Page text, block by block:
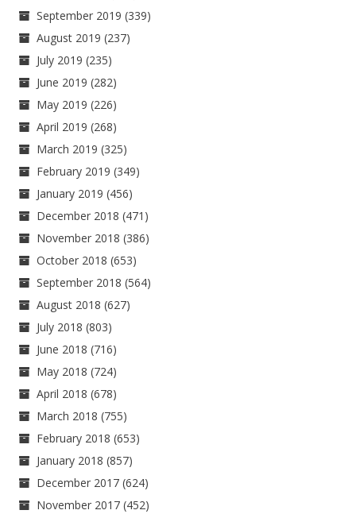
September 2019 (339)
August 2019 (237)
July 2019 (235)
June 2019 (282)
May 2019 (226)
April 2019 (268)
March 2019 (325)
February 2019 (349)
January 2019 (456)
December 2018 (471)
November 2018 (386)
October 2018 (653)
September 2018 (564)
August 2018 (627)
July 2018 (803)
June 2018 (716)
May 2018 (724)
April 2018 (678)
March 2018 (755)
February 2018 (653)
January 2018 (857)
December 2017 (624)
November 2017 (452)